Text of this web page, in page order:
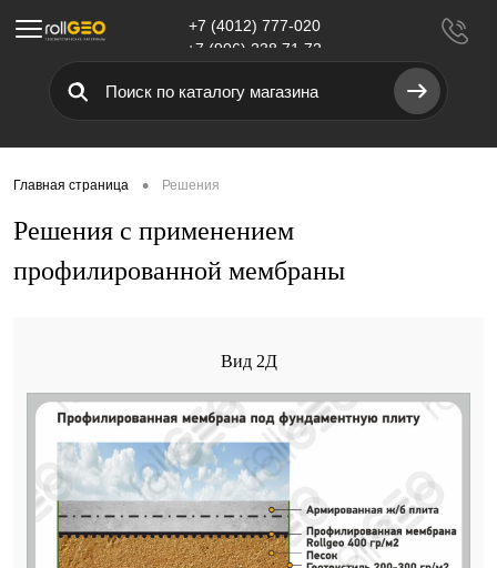
Меню
+7 (4012) 777-020
+7 (906) 238 71 72
Главная страница • Решения
Решения с применением
профилированной мембраны
Вид 2Д